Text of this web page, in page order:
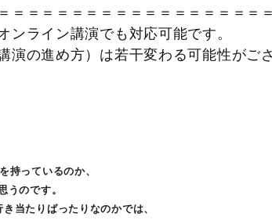
＝＝＝＝＝＝＝＝＝＝＝＝＝＝＝＝＝
ンライン講演でも対応可能です。
演の進め方）は若干変わる可能性が
持っているのか、
のです。
当たりばったりなのかでは、